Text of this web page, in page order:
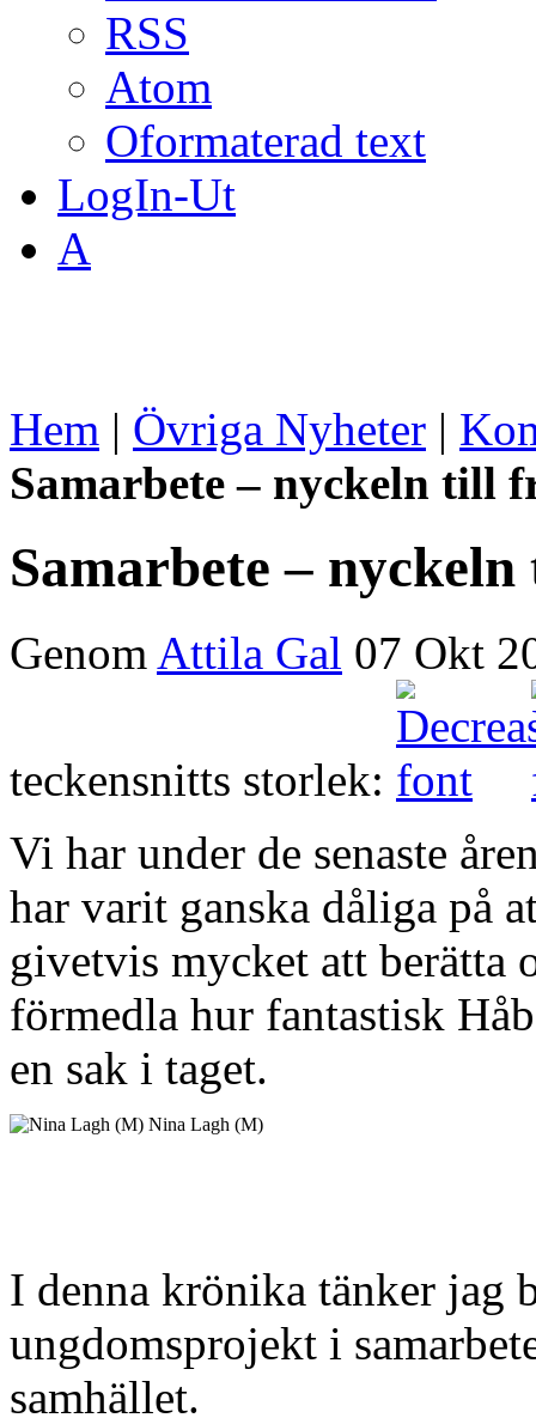
RSS
Atom
Oformaterad text
LogIn-Ut
A
Hem | Övriga Nyheter |
Samarbete – nyckeln till
Samarbete –
Genom Attila Gal 07 Okt
teckensnitts storlek:
Vi har under de senaste
har varit ganska dåliga på
givetvis mycket att berätta
förmedla hur fantastisk
en sak i taget.
Nina Lagh (M)
I denna krönika tänker jag
ungdomsprojekt i
samhället.